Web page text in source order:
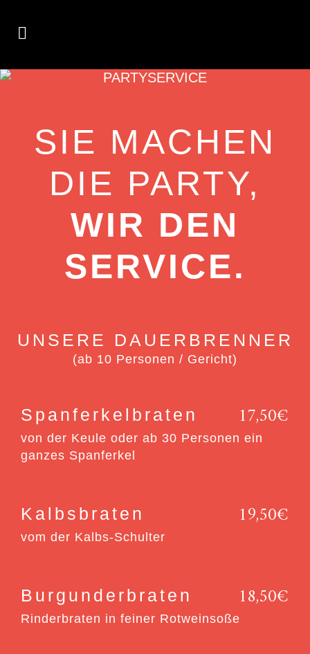
PARTYSERVICE
SIE MACHEN
DIE PARTY,
WIR DEN
SERVICE.
UNSERE DAUERBRENNER
(ab 10 Personen / Gericht)
Spanferkelbraten 17,50€
von der Keule oder ab 30 Personen ein
ganzes Spanferkel
Kalbsbraten 19,50€
vom der Kalbs-Schulter
Burgunderbraten 18,50€
Rinderbraten in feiner Rotweinsoße